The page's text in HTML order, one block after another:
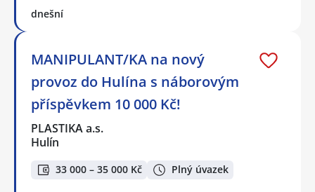
dnešní
MANIPULANT/KA na nový
provoz do Hulína s náborovým
příspěvkem 10 000 Kč!
PLASTIKA a.s.
Hulín
33 000 – 35 000 Kč Plný úvazek